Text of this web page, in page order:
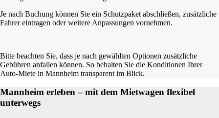
Je nach Buchung können Sie ein Schutzpaket abschließen, zusätzliche
Fahrer eintragen oder weitere Anpassungen vornehmen.
Bitte beachten Sie, dass je nach gewählten Optionen zusätzliche
Gebühren anfallen können. So behalten Sie die Konditionen Ihrer
Auto-Miete in Mannheim transparent im Blick.
Mannheim erleben – mit dem Mietwagen flexibel
unterwegs